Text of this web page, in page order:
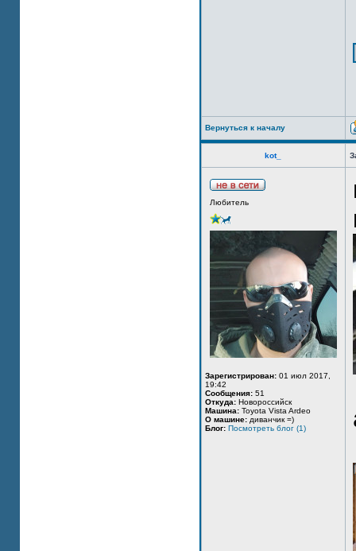
Вернуться к началу
kot_
Любитель
Зарегистрирован: 01 июл 2017,
19:42
Сообщения: 51
Откуда: Новороссийск
Машина: Toyota Vista Ardeo
О машине: диванчик =)
Блог: Посмотреть блог (1)